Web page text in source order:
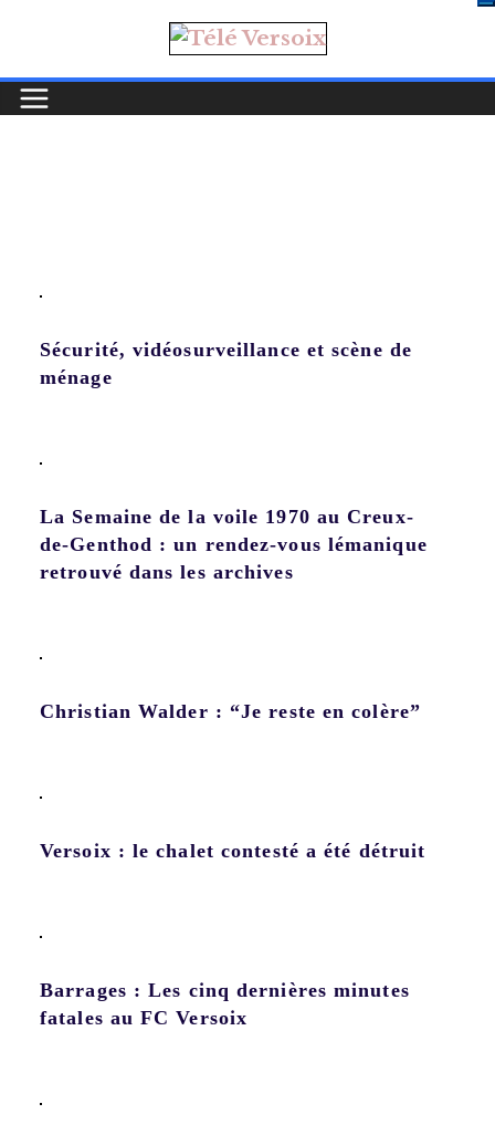
Sécurité, vidéosurveillance et scène de
ménage
La Semaine de la voile 1970 au Creux-
de-Genthod : un rendez-vous lémanique
retrouvé dans les archives
Christian Walder : “Je reste en colère”
Versoix : le chalet contesté a été détruit
Barrages : Les cinq dernières minutes
fatales au FC Versoix